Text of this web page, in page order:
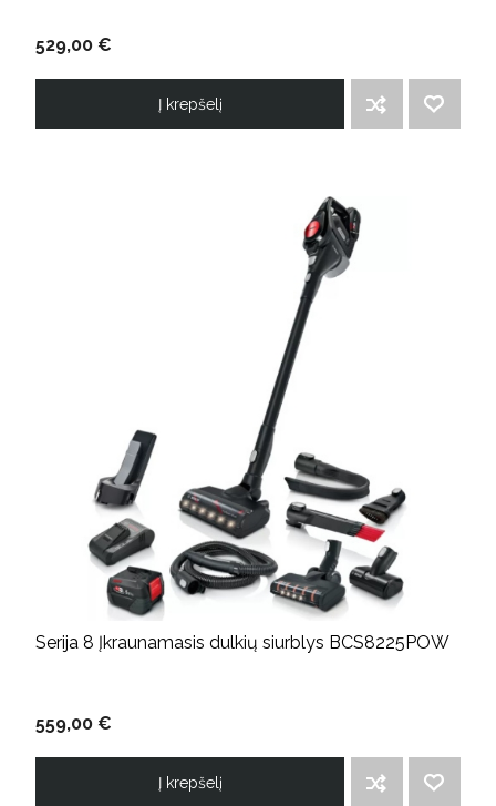
529,00 €
Į krepšelį
Serija 8 Įkraunamasis dulkių siurblys BCS8225POW
559,00 €
Į krepšelį